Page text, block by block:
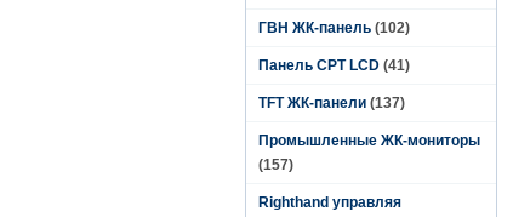
ГВН ЖК-панель (102)
Панель CPT LCD (41)
TFT ЖК-панели (137)
Промышленные ЖК-мониторы
(157)
Righthand управляя